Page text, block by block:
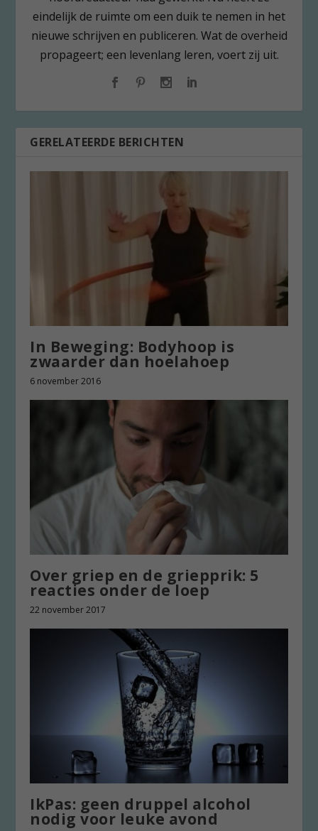
eindelijk de ruimte om een duik te nemen in het
nieuwe schrijven en publiceren. Wat de overheid
propageert; een levenlang leren, voert zij uit.
GERELATEERDE BERICHTEN
In Beweging: Bodyhoop is
zwaarder dan hoelahoep
6 november 2016
Over griep en de griepprik: 5
reacties onder de loep
22 november 2017
IkPas: geen druppel alcohol
nodig voor leuke avond